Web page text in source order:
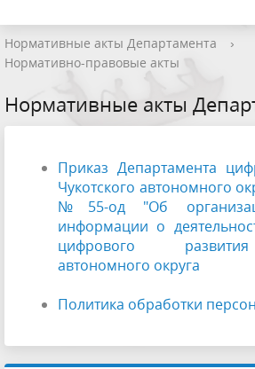
Нормативные акты Департамента
›
Нормативно-правовые акты
Нормативные акты
Приказ Департамента
Чукотского автономного
№55-од "Об
информации о
цифрового
автономного округа
Политика обработки